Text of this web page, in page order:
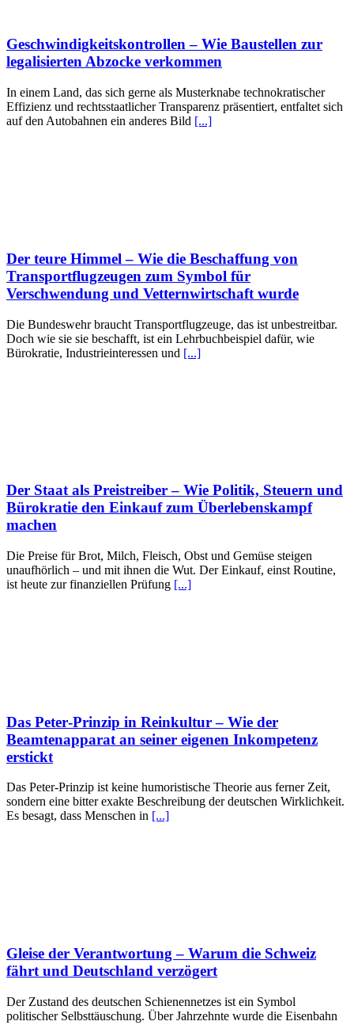
Geschwindigkeitskontrollen – Wie Baustellen zur
legalisierten Abzocke verkommen
In einem Land, das sich gerne als Musterknabe technokratischer
Effizienz und rechtsstaatlicher Transparenz präsentiert, entfaltet sich
auf den Autobahnen ein anderes Bild [...]
Der teure Himmel – Wie die Beschaffung von
Transportflugzeugen zum Symbol für
Verschwendung und Vetternwirtschaft wurde
Die Bundeswehr braucht Transportflugzeuge, das ist unbestreitbar.
Doch wie sie sie beschafft, ist ein Lehrbuchbeispiel dafür, wie
Bürokratie, Industrieinteressen und [...]
Der Staat als Preistreiber – Wie Politik, Steuern und
Bürokratie den Einkauf zum Überlebenskampf
machen
Die Preise für Brot, Milch, Fleisch, Obst und Gemüse steigen
unaufhörlich – und mit ihnen die Wut. Der Einkauf, einst Routine,
ist heute zur finanziellen Prüfung [...]
Das Peter‑Prinzip in Reinkultur – Wie der
Beamtenapparat an seiner eigenen Inkompetenz
erstickt
Das Peter‑Prinzip ist keine humoristische Theorie aus ferner Zeit,
sondern eine bitter exakte Beschreibung der deutschen Wirklichkeit.
Es besagt, dass Menschen in [...]
Gleise der Verantwortung – Warum die Schweiz
fährt und Deutschland verzögert
Der Zustand des deutschen Schienennetzes ist ein Symbol
politischer Selbsttäuschung. Über Jahrzehnte wurde die Eisenbahn